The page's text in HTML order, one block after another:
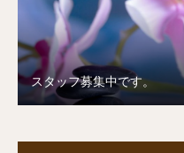
スタッフ募集中です。